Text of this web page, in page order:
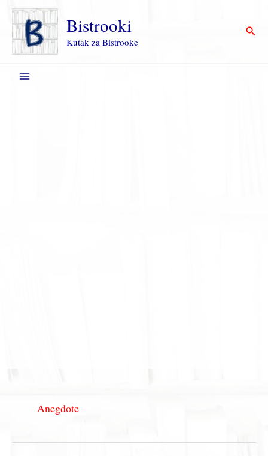
Пређи
садржај
Bistrooki
Kutak za Bistrooke
Anegdote